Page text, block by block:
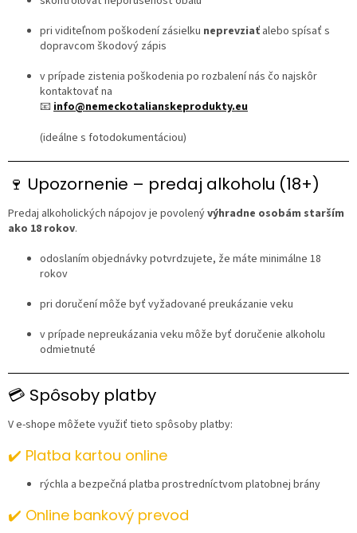
pri viditeľnom poškodení zásielku neprevziať alebo spísať s
dopravcom škodový zápis
v prípade zistenia poškodenia po rozbalení nás čo najskôr
kontaktovať na
📧 info@nemeckotalianskeprodukty.eu
(ideálne s fotodokumentáciou)
🍷 Upozornenie – predaj alkoholu (18+)
Predaj alkoholických nápojov je povolenývýhradne osobám starším
ako 18 rokov.
odoslaním objednávky potvrdzujete, že máte minimálne 18
rokov
pri doručení môže byť vyžadované preukázanie veku
v prípade nepreukázania veku môže byť doručenie alkoholu
odmietnuté
💳 Spôsoby platby
V e-shope môžete využiť tieto spôsoby platby:
✔️ Platba kartou online
rýchla a bezpečná platba prostredníctvom platobnej brány
✔️ Online bankový prevod